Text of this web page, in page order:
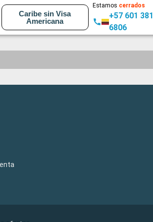
Caribe sin Visa
Americana
Estamos cerrados
+57 601 381
6806